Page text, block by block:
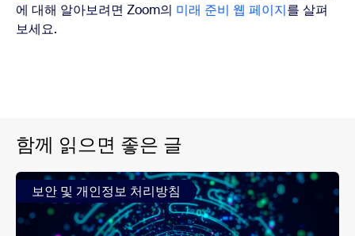
에 대해 알아보려면 Zoom의 미래 준비 웹 페이지를 살펴
보세요.
함께 읽으면 좋은 글
보안 및 개인정보 처리방침